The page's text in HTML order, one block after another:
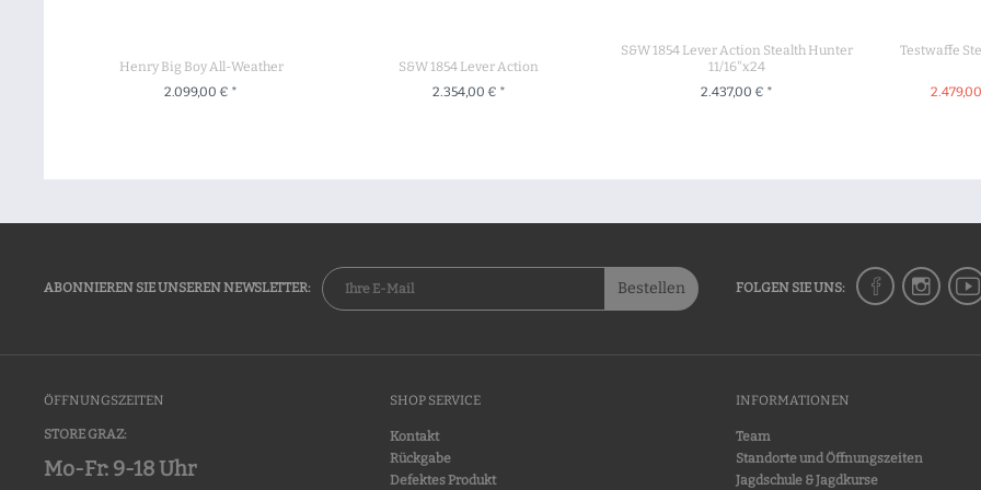
Henry Big Boy All-Weather
2.099,00 € *
S&W 1854 Lever Action
2.354,00 € *
S&W 1854 Lever Action Stealth Hunter
11/16"x24
2.437,00 € *
Testwaffe
ABONNIEREN SIE UNSEREN NEWSLETTER: Bestellen FOLGEN SIE UNS:
ÖFFNUNGSZEITEN
STORE GRAZ:
Mo-Fr: 9-18 Uhr
SHOP SERVICE
Kontakt
Rückgabe
Defektes Produkt
INFORMATIONEN
Team
Standorte und Öffnungszeiten
Jagdschule & Jagdkurse